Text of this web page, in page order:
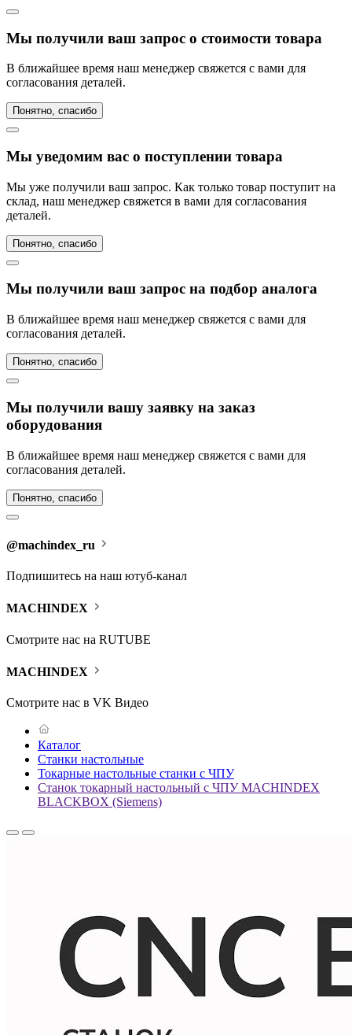
Мы получили ваш запрос о стоимости товара
В ближайшее время наш менеджер свяжется с вами для
согласования деталей.
Понятно, спасибо
Мы уведомим вас о поступлении товара
Мы уже получили ваш запрос. Как только товар поступит на
склад, наш менеджер свяжется в вами для согласования
деталей.
Понятно, спасибо
Мы получили ваш запрос на подбор аналога
В ближайшее время наш менеджер свяжется с вами для
согласования деталей.
Понятно, спасибо
Мы получили вашу заявку на заказ
оборудования
В ближайшее время наш менеджер свяжется с вами для
согласования деталей.
Понятно, спасибо
@machindex_ru
Подпишитесь на наш ютуб-канал
MACHINDEX
Cмотрите нас на RUTUBE
MACHINDEX
Cмотрите нас в VK Видео
Каталог
Станки настольные
Токарные настольные станки с ЧПУ
Станок токарный настольный с ЧПУ MACHINDEX
BLACKBOX (Siemens)